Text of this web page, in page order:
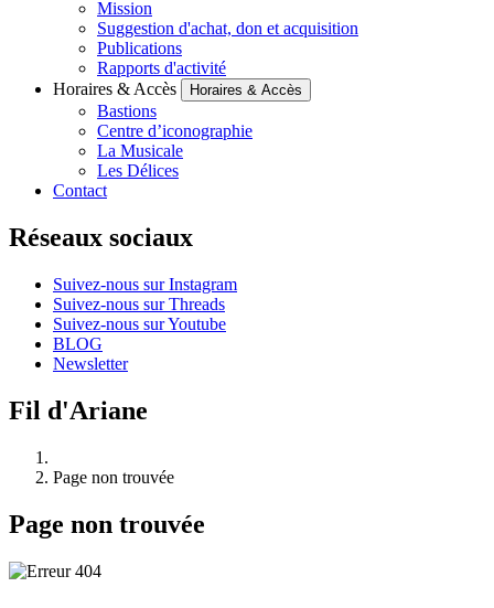
Mission
Suggestion d'achat, don et acquisition
Publications
Rapports d'activité
Horaires & Accès
Horaires & Accès
Bastions
Centre d’iconographie
La Musicale
Les Délices
Contact
Réseaux sociaux
Suivez-nous sur Instagram
Suivez-nous sur Threads
Suivez-nous sur Youtube
BLOG
Newsletter
Fil d'Ariane
Page non trouvée
Page non trouvée